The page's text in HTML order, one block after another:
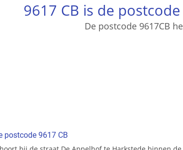
9617 CB is de
De postcode 9617CB
postcode 9617 CB